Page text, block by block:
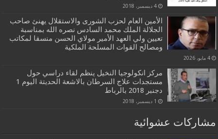
4 ديسمبر، 2018
الأمين العام لحزب الشورى والاستقلال يهنئ صاحب
الجلالة الملك محمد السادس نصره الله بمناسبة
تعيين ولي العهد الأمير مولاي الحسن منسقا لمكاتب
ومصالح القوات المسلحة الملكية
4 مايو، 2026
مركز انكولوجيا النخيل ينظم لقاء دراسي حول
مستجدات علاج السرطان بالاشعة الحديتة اليوم 1
دجنبر 2018 بالرباط
1 ديسمبر، 2018
مشاركات عشوائية